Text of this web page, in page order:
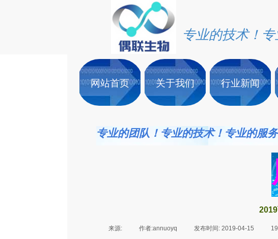
专业的技术！
网站首页 关于我们 行业新闻
专业的团队！专业的技术！专业的服
来源: 作者:annuoyq 发布时间: 2019-04-15